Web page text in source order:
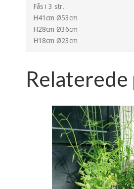
Fås i 3 str.
H41cm Ø53cm
H28cm Ø36cm
H18cm Ø23cm